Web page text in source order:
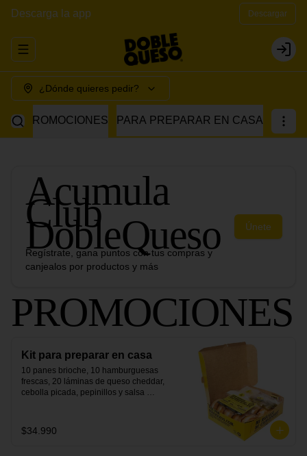
Descarga la app Descargar
Abrir menu de navegación Login
¿Dónde quieres pedir?
PROMOCIONES PARA PREPARAR EN CASA
Acumula
Club
DobleQueso
Regístrate, gana puntos con tus compras y
canjealos por productos y más
Únete
PROMOCIONES
Kit para preparar en casa
10 panes brioche, 10 hamburguesas
frescas, 20 láminas de queso cheddar,
cebolla picada, pepinillos y salsa
$34.990